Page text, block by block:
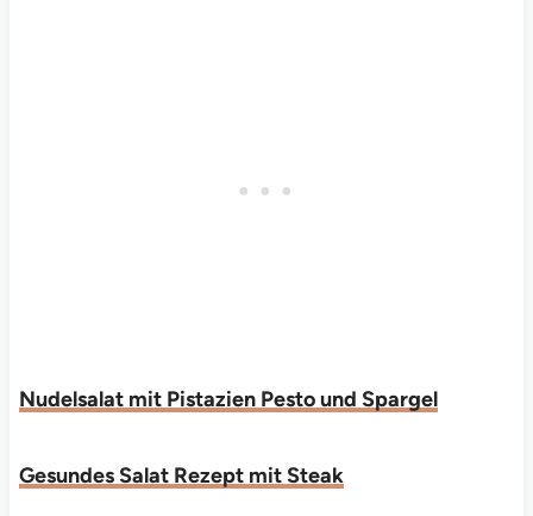
Nudelsalat mit Pistazien Pesto und Spargel
Gesundes Salat Rezept mit Steak